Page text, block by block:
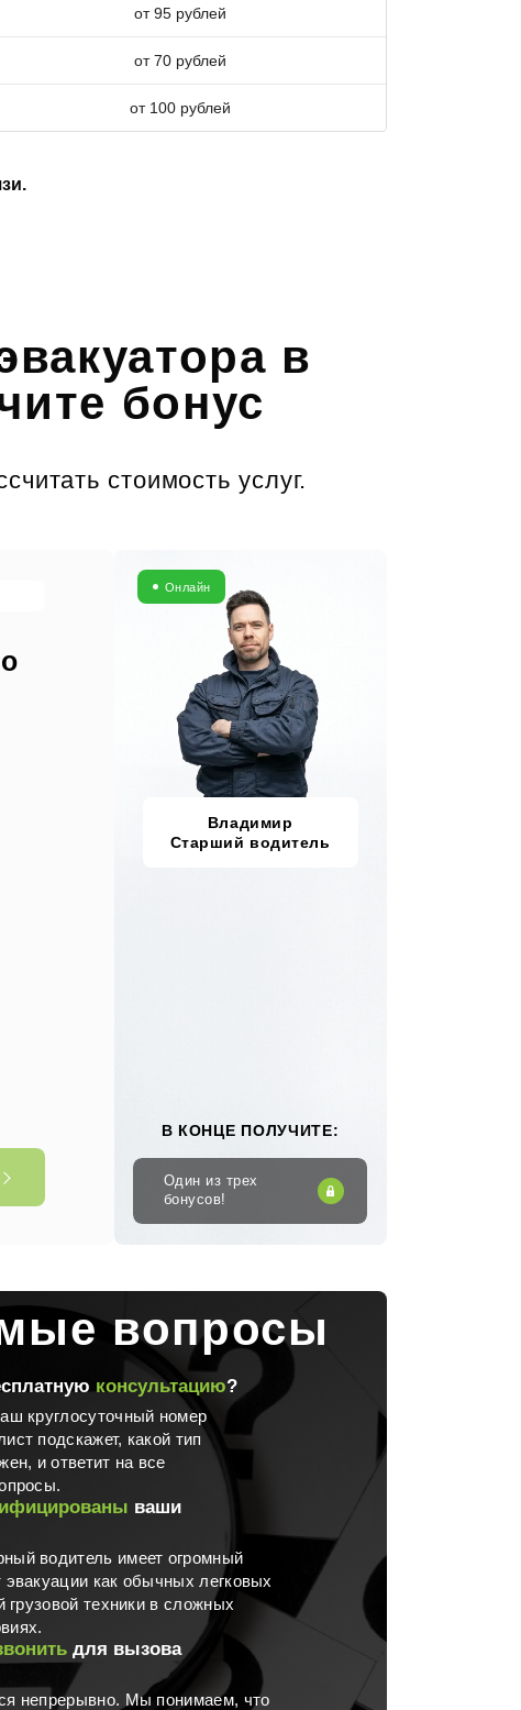
от 95 рублей
от 70 рублей
от 100 рублей
в
бонус
стоимость услуг.
Онлайн
Владимир
Старший водитель
В КОНЦЕ ПОЛУЧИТЕ:
Один из трех
бонусов!
вопросы
консультацию?
круглосуточный номер
подскажет, какой тип
и ответит на все
ваши
водитель имеет огромный
эвакуации как обычных легковых
грузовой техники в сложных
для вызова
непрерывно. Мы понимаем, что